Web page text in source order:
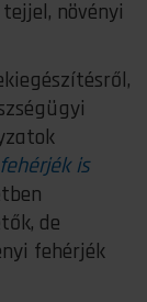
növényi
is
de
fehérjék